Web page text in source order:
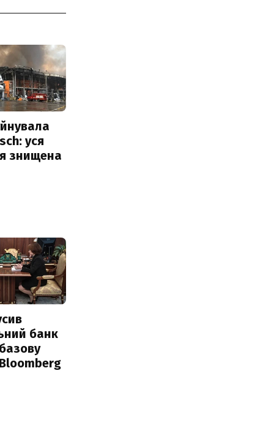
уся
знищена
банк